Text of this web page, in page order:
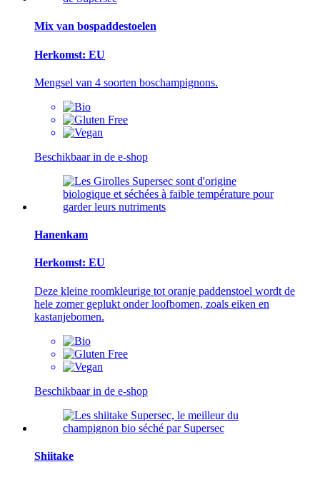
Mix van bospaddestoelen
Herkomst: EU
Mengsel van 4 soorten boschampignons.
Beschikbaar in de e-shop
Hanenkam
Herkomst: EU
Deze kleine roomkleurige tot oranje paddenstoel wordt de
hele zomer geplukt onder loofbomen, zoals eiken en
kastanjebomen.
Beschikbaar in de e-shop
Shiitake